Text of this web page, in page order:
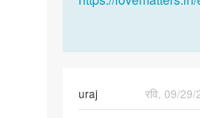
uraj
रवि, 09/